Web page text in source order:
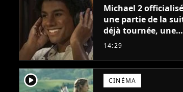
Michael 2
une partie de la
déjà tournée, une
sortie possible en
14:29
player2 CINÉMA